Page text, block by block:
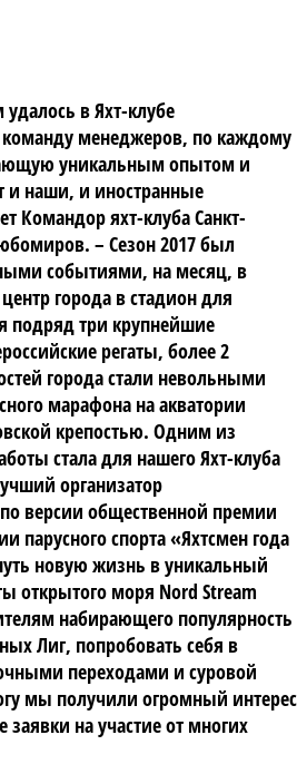
в Яхт-клубе
менеджеров, по каждому
уникальным опытом и
и наши, и иностранные
Командор яхт-клуба Санкт-
– Сезон 2017 был
событиями, на месяц, в
города в стадион для
подряд три крупнейшие
регаты, более 2
города стали невольными
марафона на акватории
крепостью. Одним из
стала для нашего Яхт-клуба
организатор
версии общественной премии
парусного спорта «Яхтсмен года
новую жизнь в уникальный
открытого моря Nord Stream
набирающего популярность
Лиг, попробовать себя в
переходами и суровой
мы получили огромный интерес
на участие от многих